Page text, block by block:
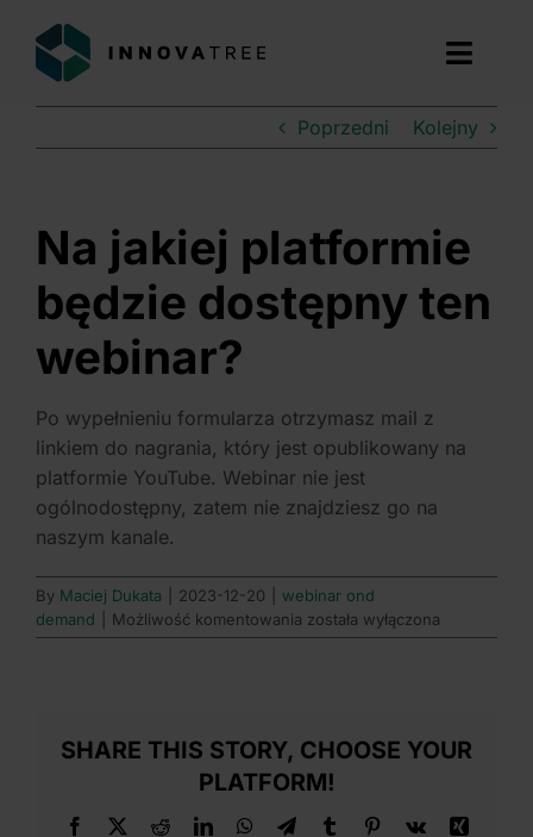
zawartości
ZNAJDŹ DOTACJE
O NAS
DOŚWIADCZENIE
BLOG
BEZPŁATNA KONSULTACJA
Poprzedni Kolejny
Na jakiej platformie
będzie dostępny ten
webinar?
Po wypełnieniu formularza otrzymasz mail z
linkiem do nagrania, który jest opublikowany na
platformie YouTube. Webinar nie jest
ogólnodostępny, zatem nie znajdziesz go na
naszym kanale.
By Maciej Dukata 2023-12-20
webinar ond
demand
Możliwość komentowania Na
jakiej
ten
webinar?
została wyłączona
SHARE THIS STORY, CHOOSE YOUR
PLATFORM!
Facebook
X RedditLinkedInWhatsApp
TelegramTumblr Pinterest
Vk